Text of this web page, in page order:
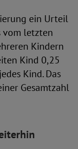
ein Urteil
vom letzten
Kindern
Kind 0,25
Kind. Das
Gesamtzahl